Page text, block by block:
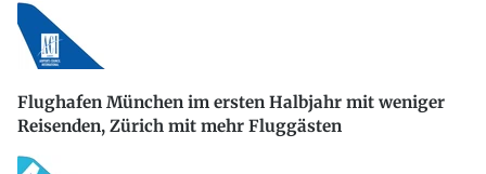
Flughafen München im ersten Halbjahr mit weniger
Reisenden, Zürich mit mehr Fluggästen